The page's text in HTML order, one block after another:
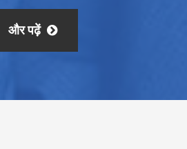
और पढ़ें